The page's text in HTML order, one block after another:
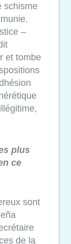
schisme
–
et tombe
plus
ce
sont
de la